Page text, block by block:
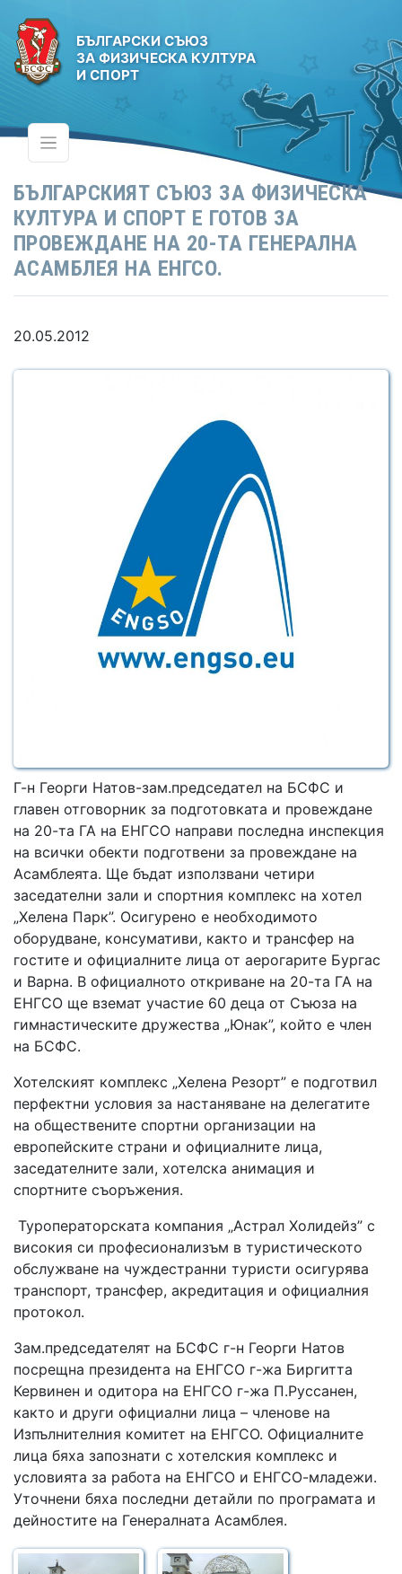
БЪЛГАРСКИ СЪЮЗ
ЗА ФИЗИЧЕСКА КУЛТУРА
И СПОРТ
БЪЛГАРСКИЯТ СЪЮЗ ЗА ФИЗИЧЕСКА
КУЛТУРА И СПОРТ Е ГОТОВ ЗА
ПРОВЕЖДАНЕ НА 20-ТА ГЕНЕРАЛНА
АСАМБЛЕЯ НА ЕНГСО.
20.05.2012
Г-н Георги Натов-зам.председател на БСФС и
главен отговорник за подготовката и провеждане
на 20-та ГА на ЕНГСО направи последна инспекция
на всички обекти подготвени за провеждане на
Асамблеята. Ще бъдат използвани четири
заседателни зали и спортния комплекс на хотел
„Хелена Парк”. Осигурено е необходимото
оборудване, консумативи, както и трансфер на
гостите и официалните лица от аерогарите Бургас
и Варна. В официалното откриване на 20-та ГА на
ЕНГСО ще вземат участие 60 деца от Съюза на
гимнастическите дружества „Юнак”, който е член
на БСФС.
Хотелският комплекс „Хелена Резорт” е подготвил
перфектни условия за настаняване на делегатите
на обществените спортни организации на
европейските страни и официалните лица,
заседателните зали, хотелска анимация и
спортните съоръжения.
Туроператорската компания „Астрал Холидейз” с
високия си професионализъм в туристическото
обслужване на чуждестранни туристи осигурява
транспорт, трансфер, акредитация и официалния
протокол.
Зам.председателят на БСФС г-н Георги Натов
посрещна президента на ЕНГСО г-жа Биргитта
Кервинен и одитора на ЕНГСО г-жа П.Руссанен,
както и други официални лица – членове на
Изпълнителния комитет на ЕНГСО. Официалните
лица бяха запознати с хотелския комплекс и
условията за работа на ЕНГСО и ЕНГСО-младежи.
Уточнени бяха последни детайли по програмата и
дейностите на Генералната Асамблея.